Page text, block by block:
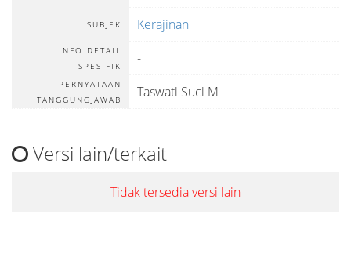
SUBJEK Kerajinan
INFO DETAIL
SPESIFIK
-
PERNYATAAN
TANGGUNGJAWAB
Taswati Suci M
Versi lain/terkait
Tidak tersedia versi lain